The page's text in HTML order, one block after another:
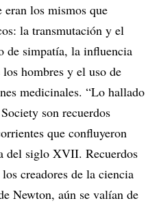
los mismos que
la transmutación y el
de simpatía, la influencia
hombres y el uso de
medicinales. “Lo hallado
son recuerdos
que confluyeron
del siglo XVII. Recuerdos
creadores de la ciencia
Newton, aún se valían de